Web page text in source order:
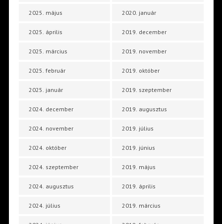
2025. május
2025. április
2025. március
2025. február
2025. január
2024. december
2024. november
2024. október
2024. szeptember
2024. augusztus
2024. július
2020. január
2019. december
2019. november
2019. október
2019. szeptember
2019. augusztus
2019. július
2019. június
2019. május
2019. április
2019. március